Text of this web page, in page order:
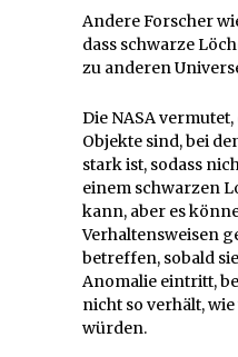
Andere Forscher
dass schwarze
zu anderen
Die NASA
Objekte sind, bei
stark ist, sodass
einem schwarzen
kann, aber es
Verhaltensweisen
betreffen, sobald
Anomalie eintritt,
nicht so verhält,
würden.